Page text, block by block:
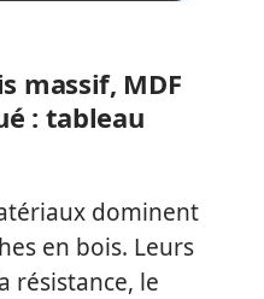
massif, MDF
: tableau
dominent
en bois. Leurs
résistance, le